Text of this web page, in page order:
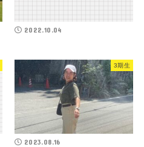
2022.10.04
3期生
2023.08.16